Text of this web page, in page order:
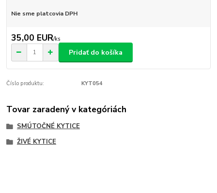
Nie sme platcovia DPH
35,00 EUR/ks
Pridať do košíka
Číslo produktu: KYT054
Tovar zaradený v kategóriách
SMÚTOČNÉ KYTICE
ŽIVÉ KYTICE